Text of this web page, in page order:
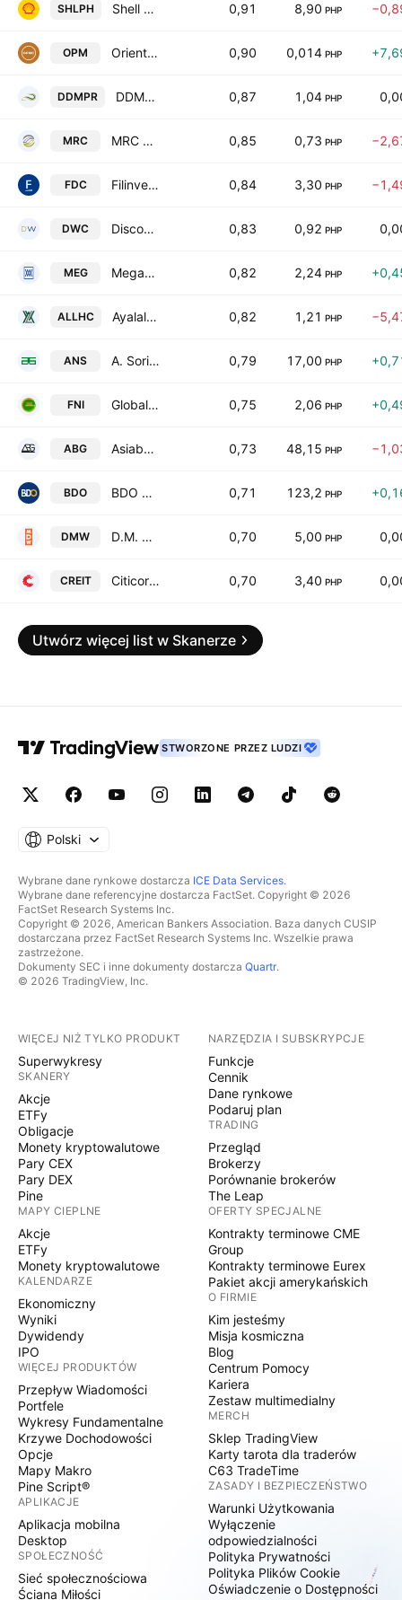
SHLPH Shell Pilipinas Corporation 0,91 8,90 PHP
OPM Oriental Petroleum & Minerals Corp. Class A 0,90 0,014 PHP
DDMPR DDMP REIT, Inc. 0,87 1,04 PHP
MRC MRC Allied, Inc. 0,85 0,73 PHP
FDC Filinvest Development Corporation 0,84 3,30 PHP
DWC Discovery World Corp. 0,83 0,92 PHP
MEG Megaworld Corp. 0,82 2,24 PHP
ALLHC Ayalaland Logistics Holdings Corp. 0,82 1,21 PHP
ANS A. Soriano Corp. 0,79 17,00 PHP
FNI Global Ferronickel Holdings, Inc. 0,75 2,06 PHP
ABG Asiabest Group International Inc. 0,73 48,15 PHP
BDO BDO Unibank, Inc. 0,71 123,2 PHP
DMW D.M. Wenceslao & Associates, Inc. 0,70 5,00 PHP
CREIT Citicore Energy REIT Corp 0,70 3,40 PHP
Utwórz więcej list w Skanerze
STWORZONE PRZEZ LUDZI
Polski
Wybrane dane rynkowe dostarcza ICE Data Services.
Wybrane dane referencyjne dostarcza FactSet. Copyright © 2026
FactSet Research Systems Inc.
Copyright © 2026, American Bankers Association. Baza danych CUSIP
dostarczana przez FactSet Research Systems Inc. Wszelkie prawa
zastrzeżone.
Dokumenty SEC i inne dokumenty dostarcza Quartr.
© 2026 TradingView, Inc.
WIĘCEJ NIŻ TYLKO PRODUKT
Superwykresy
SKANERY
Akcje
ETFy
Obligacje
Monety kryptowalutowe
Pary CEX
Pary DEX
Pine
MAPY CIEPLNE
Akcje
ETFy
Monety kryptowalutowe
KALENDARZE
Ekonomiczny
Wyniki
Dywidendy
IPO
WIĘCEJ PRODUKTÓW
Przepływ Wiadomości
Portfele
Wykresy Fundamentalne
Krzywe Dochodowości
Opcje
Mapy Makro
Pine Script®
APLIKACJE
Aplikacja mobilna
Desktop
SPOŁECZNOŚĆ
Sieć społecznościowa
Ściana Miłości
NARZĘDZIA I SUBSKRYPCJE
Funkcje
Cennik
Dane rynkowe
Podaruj plan
TRADING
Przegląd
Brokerzy
Porównanie brokerów
The Leap
OFERTY SPECJALNE
Kontrakty terminowe CME
Group
Kontrakty terminowe Eurex
Pakiet akcji amerykańskich
O FIRMIE
Kim jesteśmy
Misja kosmiczna
Blog
Centrum Pomocy
Kariera
Zestaw multimedialny
MERCH
Sklep TradingView
Karty tarota dla traderów
C63 TradeTime
ZASADY I BEZPIECZEŃSTWO
Warunki Użytkowania
Wyłączenie
odpowiedzialności
Polityka Prywatności
Polityka Plików Cookie
Oświadczenie o Dostępności